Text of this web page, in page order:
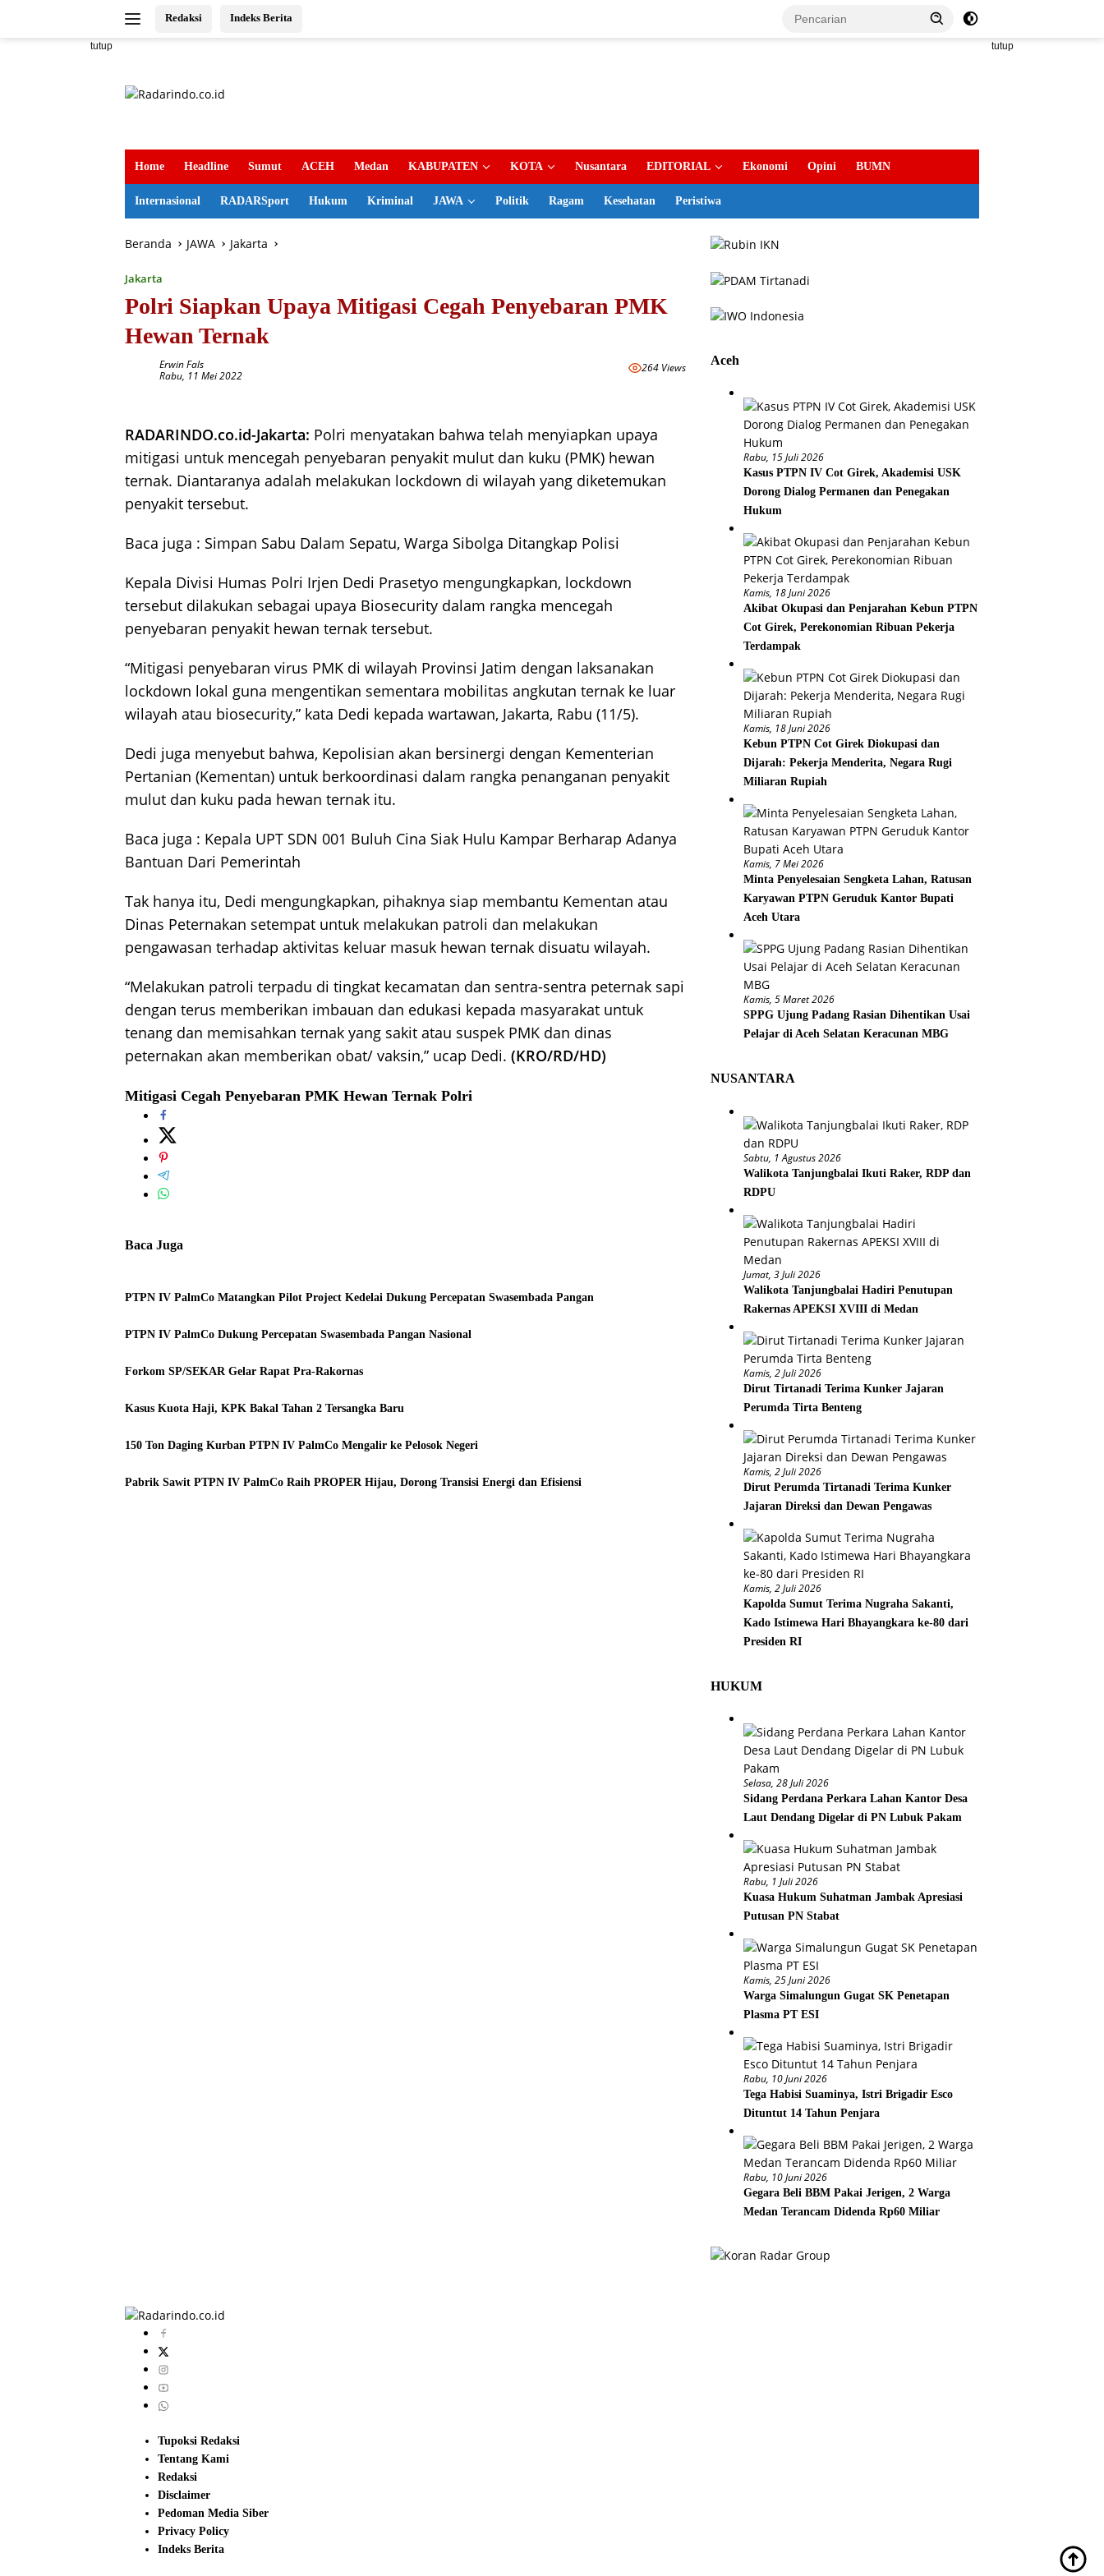
Redaksi Indeks Berita
tutup tutup
Home Headline Sumut ACEH Medan KABUPATEN KOTA Nusantara EDITORIAL Ekonomi Opini BUMN
Internasional RADARSport Hukum Kriminal JAWA Politik Ragam Kesehatan Peristiwa
Beranda JAWA Jakarta
Jakarta
Polri Siapkan Upaya Mitigasi Cegah Penyebaran PMK
Hewan Ternak
Erwin Fals
Rabu, 11 Mei 2022
264 Views
RADARINDO.co.id-Jakarta: Polri menyatakan bahwa telah menyiapkan upaya
mitigasi untuk mencegah penyebaran penyakit mulut dan kuku (PMK) hewan
ternak. Diantaranya adalah melakukan lockdown di wilayah yang diketemukan
penyakit tersebut.
Baca juga : Simpan Sabu Dalam Sepatu, Warga Sibolga Ditangkap Polisi
Kepala Divisi Humas Polri Irjen Dedi Prasetyo mengungkapkan, lockdown
tersebut dilakukan sebagai upaya Biosecurity dalam rangka mencegah
penyebaran penyakit hewan ternak tersebut.
“Mitigasi penyebaran virus PMK di wilayah Provinsi Jatim dengan laksanakan
lockdown lokal guna mengentikan sementara mobilitas angkutan ternak ke luar
wilayah atau biosecurity,” kata Dedi kepada wartawan, Jakarta, Rabu (11/5).
Dedi juga menyebut bahwa, Kepolisian akan bersinergi dengan Kementerian
Pertanian (Kementan) untuk berkoordinasi dalam rangka penanganan penyakit
mulut dan kuku pada hewan ternak itu.
Baca juga : Kepala UPT SDN 001 Buluh Cina Siak Hulu Kampar Berharap Adanya
Bantuan Dari Pemerintah
Tak hanya itu, Dedi mengungkapkan, pihaknya siap membantu Kementan atau
Dinas Peternakan setempat untuk melakukan patroli dan melakukan
pengawasan terhadap aktivitas keluar masuk hewan ternak disuatu wilayah.
“Melakukan patroli terpadu di tingkat kecamatan dan sentra-sentra peternak sapi
dengan terus memberikan imbauan dan edukasi kepada masyarakat untuk
tenang dan memisahkan ternak yang sakit atau suspek PMK dan dinas
peternakan akan memberikan obat/ vaksin,” ucap Dedi. (KRO/RD/HD)
Mitigasi Cegah Penyebaran PMK Hewan Ternak Polri
Baca Juga
PTPN IV PalmCo Matangkan Pilot Project Kedelai Dukung Percepatan Swasembada Pangan
PTPN IV PalmCo Dukung Percepatan Swasembada Pangan Nasional
Forkom SP/SEKAR Gelar Rapat Pra-Rakornas
Kasus Kuota Haji, KPK Bakal Tahan 2 Tersangka Baru
150 Ton Daging Kurban PTPN IV PalmCo Mengalir ke Pelosok Negeri
Pabrik Sawit PTPN IV PalmCo Raih PROPER Hijau, Dorong Transisi Energi dan Efisiensi
Aceh
Rabu, 15 Juli 2026
Kasus PTPN IV Cot Girek, Akademisi USK
Dorong Dialog Permanen dan Penegakan
Hukum
Kamis, 18 Juni 2026
Akibat Okupasi dan Penjarahan Kebun PTPN
Cot Girek, Perekonomian Ribuan Pekerja
Terdampak
Kamis, 18 Juni 2026
Kebun PTPN Cot Girek Diokupasi dan
Dijarah: Pekerja Menderita, Negara Rugi
Miliaran Rupiah
Kamis, 7 Mei 2026
Minta Penyelesaian Sengketa Lahan, Ratusan
Karyawan PTPN Geruduk Kantor Bupati
Aceh Utara
Kamis, 5 Maret 2026
SPPG Ujung Padang Rasian Dihentikan Usai
Pelajar di Aceh Selatan Keracunan MBG
NUSANTARA
Sabtu, 1 Agustus 2026
Walikota Tanjungbalai Ikuti Raker, RDP dan
RDPU
Jumat, 3 Juli 2026
Walikota Tanjungbalai Hadiri Penutupan
Rakernas APEKSI XVIII di Medan
Kamis, 2 Juli 2026
Dirut Tirtanadi Terima Kunker Jajaran
Perumda Tirta Benteng
Kamis, 2 Juli 2026
Dirut Perumda Tirtanadi Terima Kunker
Jajaran Direksi dan Dewan Pengawas
Kamis, 2 Juli 2026
Kapolda Sumut Terima Nugraha Sakanti,
Kado Istimewa Hari Bhayangkara ke-80 dari
Presiden RI
HUKUM
Selasa, 28 Juli 2026
Sidang Perdana Perkara Lahan Kantor Desa
Laut Dendang Digelar di PN Lubuk Pakam
Rabu, 1 Juli 2026
Kuasa Hukum Suhatman Jambak Apresiasi
Putusan PN Stabat
Kamis, 25 Juni 2026
Warga Simalungun Gugat SK Penetapan
Plasma PT ESI
Rabu, 10 Juni 2026
Tega Habisi Suaminya, Istri Brigadir Esco
Dituntut 14 Tahun Penjara
Rabu, 10 Juni 2026
Gegara Beli BBM Pakai Jerigen, 2 Warga
Medan Terancam Didenda Rp60 Miliar
Tupoksi Redaksi
Tentang Kami
Redaksi
Disclaimer
Pedoman Media Siber
Privacy Policy
Indeks Berita